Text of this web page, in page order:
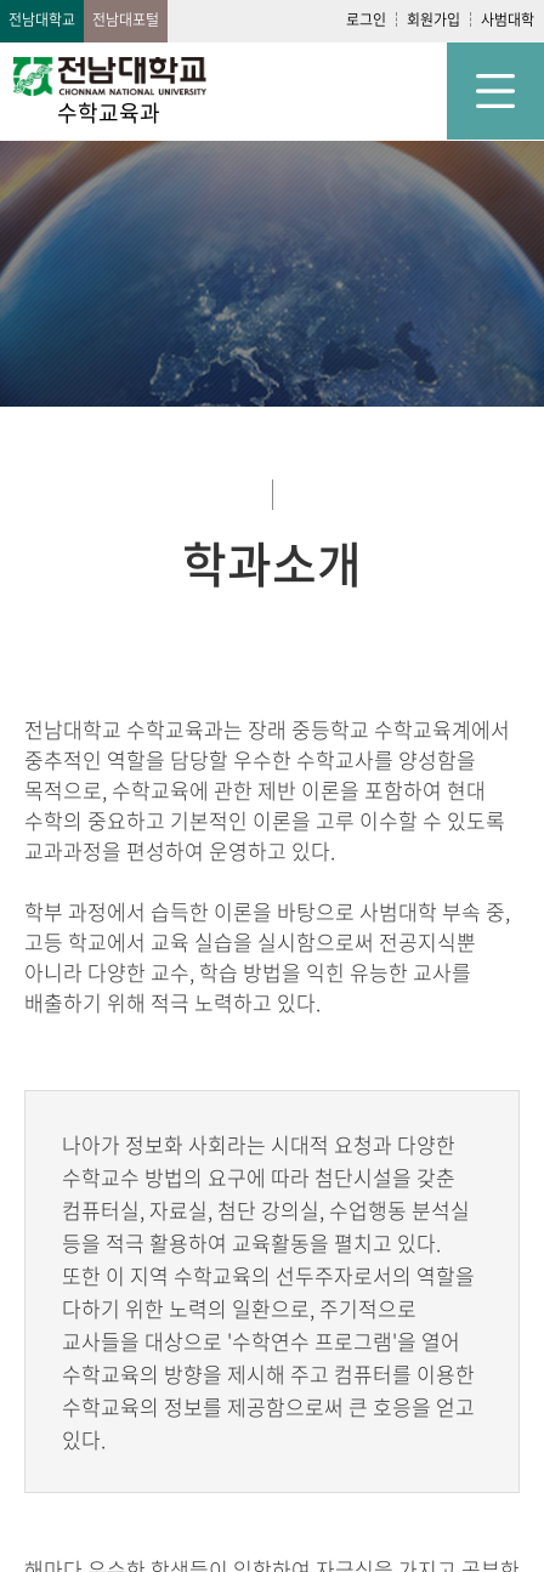
전남대학교 전남대포털 로그인 회원가입 사범대학
수학교육과
학과소개
전남대학교 수학교육과는 장래 중등학교 수학교육계에서
중추적인 역할을 담당할 우수한 수학교사를 양성함을
목적으로, 수학교육에 관한 제반 이론을 포함하여 현대
수학의 중요하고 기본적인 이론을 고루 이수할 수 있도록
교과과정을 편성하여 운영하고 있다.
학부 과정에서 습득한 이론을 바탕으로 사범대학 부속 중,
고등 학교에서 교육 실습을 실시함으로써 전공지식뿐
아니라 다양한 교수, 학습 방법을 익힌 유능한 교사를
배출하기 위해 적극 노력하고 있다.
나아가 정보화 사회라는 시대적 요청과 다양한
수학교수 방법의 요구에 따라 첨단시설을 갖춘
컴퓨터실, 자료실, 첨단 강의실, 수업행동 분석실
등을 적극 활용하여 교육활동을 펼치고 있다.
또한 이 지역 수학교육의 선두주자로서의 역할을
다하기 위한 노력의 일환으로, 주기적으로
교사들을 대상으로 '수학연수 프로그램'을 열어
수학교육의 방향을 제시해 주고 컴퓨터를 이용한
수학교육의 정보를 제공함으로써 큰 호응을 얻고
있다.